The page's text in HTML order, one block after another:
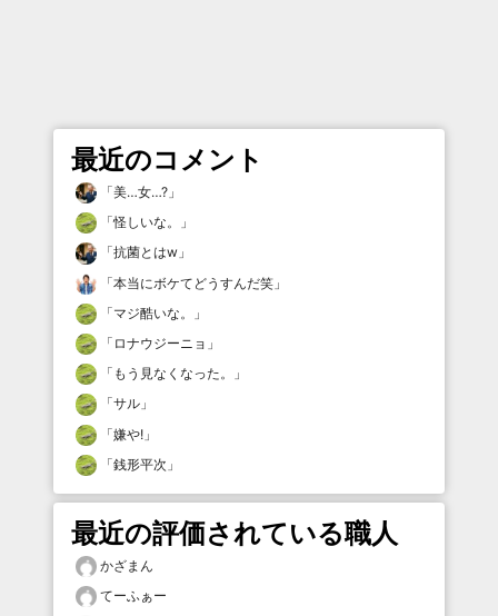
最近のコメント
「美…女…? 」
「怪しいな。
」
「抗菌とはw 」
「本当にボケてどうすんだ笑 」
「マジ酷いな。
」
「 ロナウジーニョ 」
「 もう見なくなった。
」
「サル 」
「嫌や! 」
「銭形平次 」
最近の評価されている職人
かざまん
てーふぁー